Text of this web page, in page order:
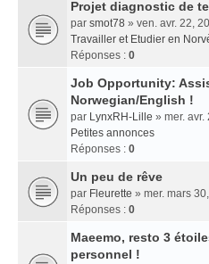
Projet diagnostic de
par smot78 » ven. avr. 22,
Travailler et Etudier en
Réponses : 0
Job Opportunity:
Norwegian/English !
par LynxRH-Lille » mer.
Petites annonces
Réponses : 0
Un peu de rêve
par Fleurette » mer. mars
Réponses : 0
Maeemo, resto 3
personnel !